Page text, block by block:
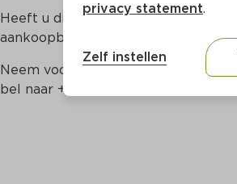
Heeft u dit product gekocht? Dan
aankoopbedrag terug.
Neem voor meer informatie
bel naar +32 11 42 50 39. Onze
privacy statement.
Zelf instellen